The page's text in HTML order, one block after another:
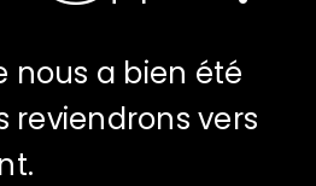
nous a bien été
reviendrons vers